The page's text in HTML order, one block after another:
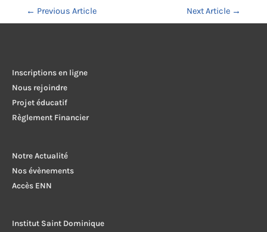
Navigation
de
← Previous Article Next Article →
Inscriptions en ligne
Nous rejoindre
Projet éducatif
Règlement Financier
Notre Actualité
Nos évènements
Accès ENN
Institut Saint Dominique